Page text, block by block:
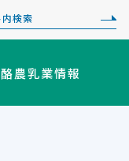
酪農乳業情報